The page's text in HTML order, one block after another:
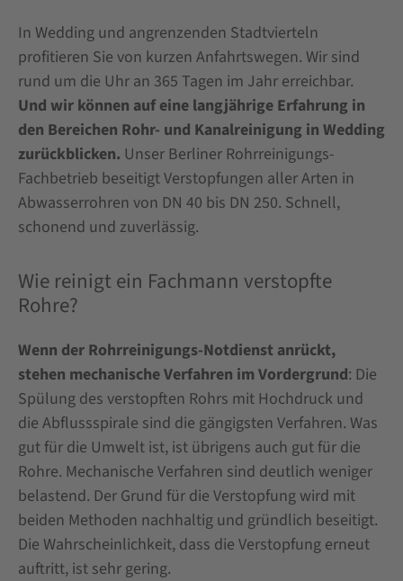
In Wedding und angrenzenden Stadtvierteln
profitieren Sie von kurzen Anfahrtswegen. Wir sind
rund um die Uhr an 365 Tagen im Jahr erreichbar.
Und wir können auf eine langjährige Erfahrung in
den Bereichen Rohr- und Kanalreinigung in Wedding
zurückblicken. Unser Berliner Rohrreinigungs-
Fachbetrieb beseitigt Verstopfungen aller Arten in
Abwasserrohren von DN 40 bis DN 250. Schnell,
schonend und zuverlässig.
Wie reinigt ein Fachmann verstopfte
Rohre?
Wenn der Rohrreinigungs-Notdienst anrückt,
stehen mechanische Verfahren im Vordergrund: Die
Spülung des verstopften Rohrs mit Hochdruck und
die Abflussspirale sind die gängigsten Verfahren. Was
gut für die Umwelt ist, ist übrigens auch gut für die
Rohre. Mechanische Verfahren sind deutlich weniger
belastend. Der Grund für die Verstopfung wird mit
beiden Methoden nachhaltig und gründlich beseitigt.
Die Wahrscheinlichkeit, dass die Verstopfung erneut
auftritt, ist sehr gering.